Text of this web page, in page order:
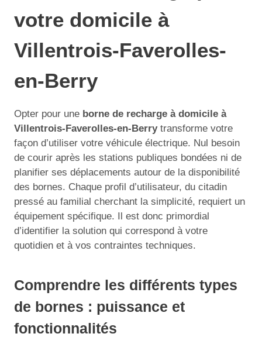
votre domicile à
Villentrois-Faverolles-
en-Berry
Opter pour une borne de recharge à domicile à
Villentrois-Faverolles-en-Berrytransforme votre
façon d’utiliser votre véhicule électrique. Nul besoin
de courir après les stations publiques bondées ni de
planifier ses déplacements autour de la disponibilité
des bornes. Chaque profil d’utilisateur, du citadin
pressé au familial cherchant la simplicité, requiert un
équipement spécifique. Il est donc primordial
d’identifier la solution qui correspond à votre
quotidien et à vos contraintes techniques.
Comprendre les différents types
de bornes : puissance et
fonctionnalités